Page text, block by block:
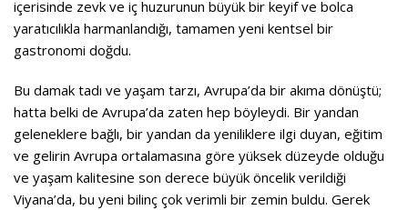
içerisinde zevk ve iç huzurunun büyük bir keyif ve bolca
yaratıcılıkla harmanlandığı, tamamen yeni kentsel bir
gastronomi doğdu.
Bu damak tadı ve yaşam tarzı, Avrupa’da bir akıma dönüştü;
hatta belki de Avrupa’da zaten hep böyleydi. Bir yandan
geleneklere bağlı, bir yandan da yeniliklere ilgi duyan, eğitim
ve gelirin Avrupa ortalamasına göre yüksek düzeyde olduğu
ve yaşam kalitesine son derece büyük öncelik verildiği
Viyana’da, bu yeni bilinç çok verimli bir zemin buldu. Gerek